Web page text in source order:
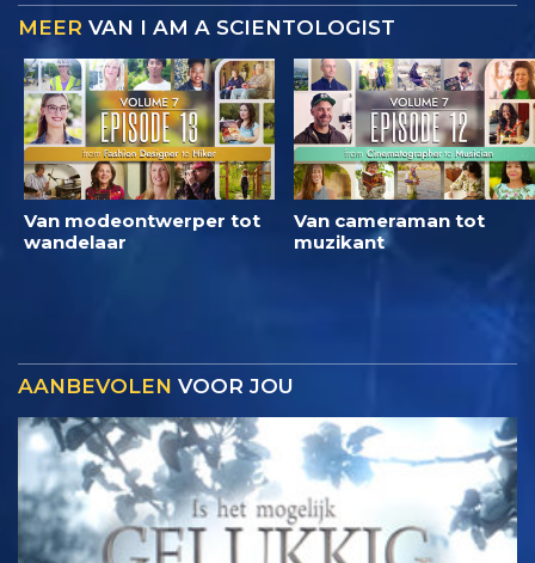
MEER VAN I AM A SCIENTOLOGIST
Van modeontwerper tot
wandelaar
Van cameraman tot
muzikant
AANBEVOLEN VOOR JOU